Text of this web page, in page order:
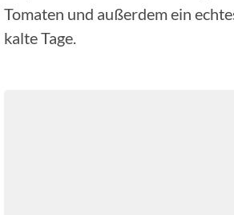
Tomaten und außerdem ein
kalte Tage.